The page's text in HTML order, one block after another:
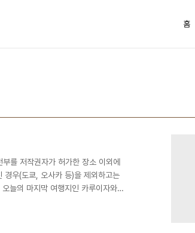
홈
를 저작권자가 허가한 장소 이외에
경우(도쿄, 오사카 등)을 제외하고는
늘의 마지막 여행지인 카루이자와로
홈으로 올라옵니다 신칸센 홈은 이렇